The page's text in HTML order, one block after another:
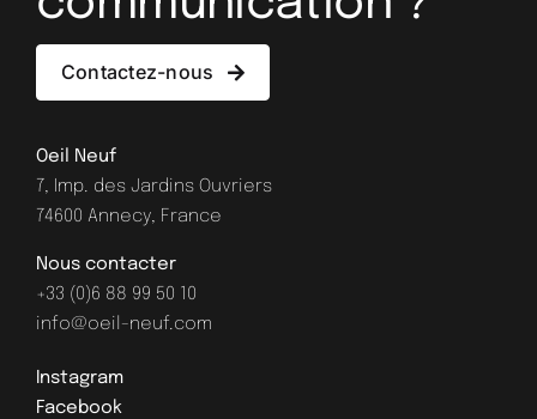
communication ?
Oeil Neuf
7, Imp. des Jardins Ouvriers
Nous contacter
+33 (0)6 88 99 50 10
Instagram